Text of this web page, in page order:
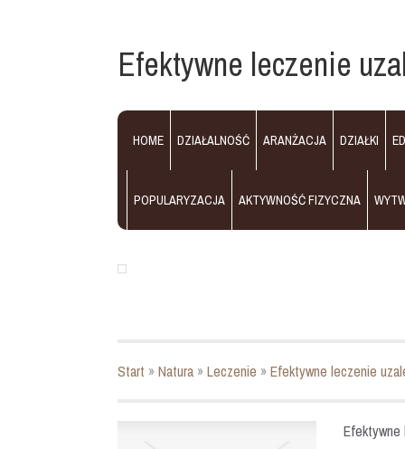
Efektywne leczenie
HOME DZIAŁALNOŚĆ ARANŻACJA DZIAŁKI
POPULARYZACJA AKTYWNOŚĆ FIZYCZNA
Start »Natura »Leczenie »Efektywne leczenie
Efektywne